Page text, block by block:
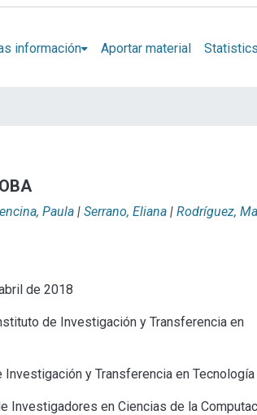
información Aportar material Statistics
Paula | Serrano, Eliana | Rodríguez,
de 2018
de Investigación y Transferencia en
Investigación y Transferencia en Tecnología
Investigadores en Ciencias de la